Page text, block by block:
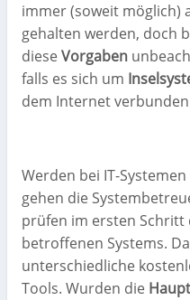
immer (soweit möglich)
gehalten werden, doch
diese Vorgaben
falls es sich um
dem Internet
Werden bei IT-
gehen die
prüfen im ersten Schritt
betroffenen Systems.
unterschiedliche
Tools. Wurden die